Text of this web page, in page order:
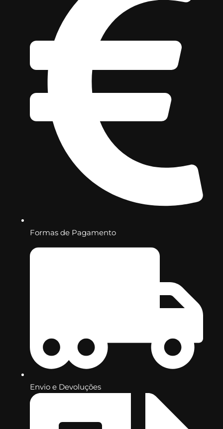
Formas de Pagamento
Envio e Devoluções